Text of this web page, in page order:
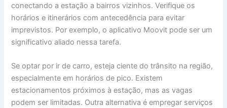
conectando a estação a bairros vizinhos. Verifique os
horários e itinerários com antecedência para evitar
imprevistos. Por exemplo, o aplicativo Moovit pode ser um
significativo aliado nessa tarefa.
Se optar por ir de carro, esteja ciente do trânsito na região,
especialmente em horários de pico. Existem
estacionamentos próximos à estação, mas as vagas
podem ser limitadas. Outra alternativa é empregar serviços